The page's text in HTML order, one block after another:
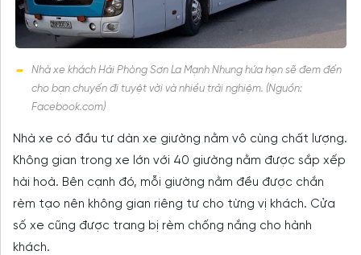
Nhà xe khách Hải Phòng Sơn La Mạnh Nhung hứa hẹn sẽ đem đến
cho bạn chuyến đi tuyệt vời và nhiều trải nghiệm. (Nguồn:
Facebook.com)
Nhà xe có đầu tư dàn xe giường nằm vô cùng chất lượng.
Không gian trong xe lớn với 40 giường nằm được sắp xếp
hài hoà. Bên cạnh đó, mỗi giường nằm đều được chắn
rèm tạo nên không gian riêng tư cho từng vị khách. Cửa
số xe cũng được trang bị rèm chống nắng cho hành
khách.